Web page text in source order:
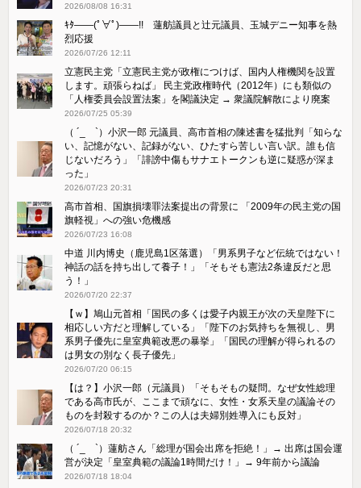
2026/08/08 16:31
ｷﾀ――(ﾟ∀ﾟ)――!! 蓮舫議員と辻元議員、玉城デニー知事を熱
烈応援
2026/07/26 12:11
立憲民主党「立憲民主党が政権につけば、国内人権機関を設置
します。頑張らねば」 民主党政権時代（2012年）にも類似の
「人権委員会設置法案」を閣議決定 → 衆議院解散により廃案
2026/07/25 05:39
（ ´_ゝ`）小沢一郎 元議員、高市首相の陳述書を猛批判「知らな
い、記憶がない、記録がない、ひたすら苦しい言い訳。誰も信
じないだろう」「誹謗中傷もサナエトークンも逆に疑惑が深ま
った」
2026/07/23 20:31
高市首相、国旗損壊罪法案提出の背景に 「2009年の民主党の国
旗軽視」への強い危機感
2026/07/23 16:08
中道 川内博史（鹿児島1区落選）「男系男子など伝統ではない！
神話の話を持ち出して養子！」「そもそも憲法2条違反だと思
う！」
2026/07/20 22:37
【ｗ】鳩山元首相「国民の多くは愛子内親王が次の天皇陛下に
相応しい方だと理解している」「陛下のお気持ちを無視し、男
系男子優先に皇室典範改悪の暴挙」「国民の理解が得られるの
は男女の別なく長子優先」
2026/07/20 06:15
【は？】小沢一郎（元議員）「そもそもの疑問。なぜ女性総理
である高市氏が、ここまで頑なに、女性・女系天皇の議論その
ものを封殺するのか？この人は夫婦別姓導入にも反対」
2026/07/18 20:32
（ ´_ゝ`）蓮舫さん「総理が国会出席を拒絶！」→ 出席は国会運
営が決定「皇室典範の議論1時間だけ！」→ 9年前から議論
2026/07/18 18:04